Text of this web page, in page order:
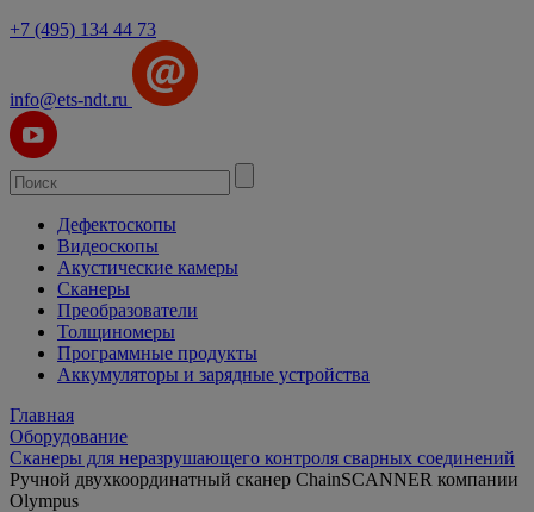
+7 (495) 134 44 73
info@ets-ndt.ru
Дефектоскопы
Видеоскопы
Акустические камеры
Сканеры
Преобразователи
Толщиномеры
Программные продукты
Аккумуляторы и зарядные устройства
Главная
Оборудование
Сканеры для неразрушающего контроля сварных соединений
Ручной двухкоординатный сканер ChainSCANNER компании
Olympus